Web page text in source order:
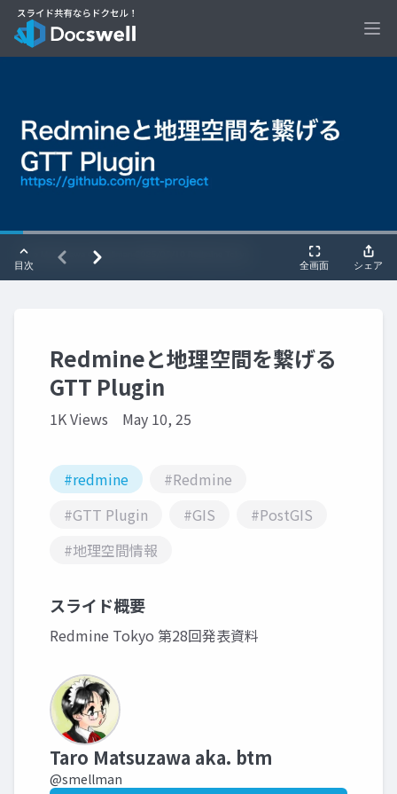
Redmineと地理空間を繋げる
GTT Plugin
1K Views May 10, 25
#redmine
#Redmine
#GTT Plugin
#GIS
#PostGIS
#地理空間情報
スライド概要
Redmine Tokyo 第28回発表資料
Taro Matsuzawa aka. btm
@smellman